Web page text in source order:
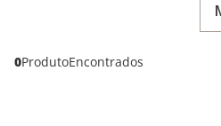
0Produto